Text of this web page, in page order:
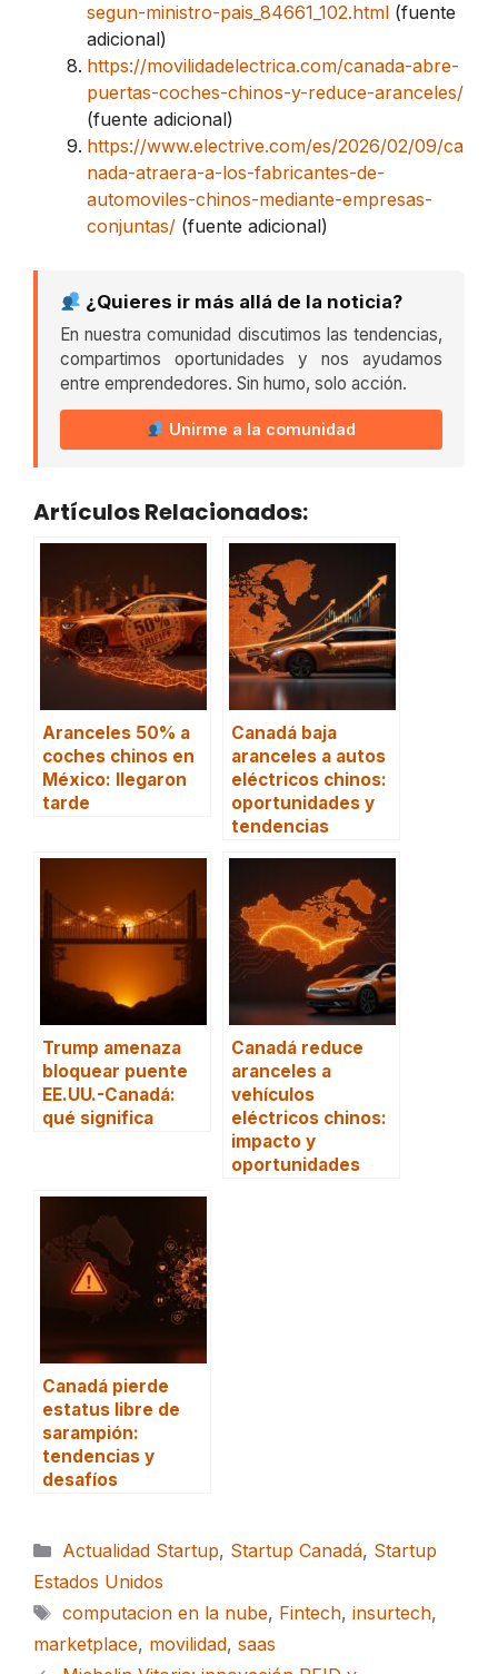
segun-ministro-pais_84661_102.html (fuente
adicional)
https://movilidadelectrica.com/canada-abre-
puertas-coches-chinos-y-reduce-aranceles/
(fuente adicional)
https://www.electrive.com/es/2026/02/09/ca
nada-atraera-a-los-fabricantes-de-
automoviles-chinos-mediante-empresas-
conjuntas/ (fuente adicional)
¿Quieres ir más allá de la noticia?
En nuestra comunidad discutimos las tendencias,
compartimos oportunidades y nos ayudamos
entre emprendedores. Sin humo, solo acción.
Unirme a la comunidad
Artículos Relacionados:
Aranceles 50% a
coches chinos en
México: llegaron
tarde
Canadá baja
aranceles a autos
eléctricos chinos:
oportunidades y
tendencias
Trump amenaza
bloquear puente
EE.UU.-Canadá:
qué significa
Canadá reduce
aranceles a
vehículos
eléctricos chinos:
impacto y
oportunidades
Canadá pierde
estatus libre de
sarampión:
tendencias y
desafíos
Categorías
Actualidad Startup, Startup Canadá, Startup
Estados Unidos
Etiquetas
computacion en la nube, Fintech, insurtech,
marketplace, movilidad, saas